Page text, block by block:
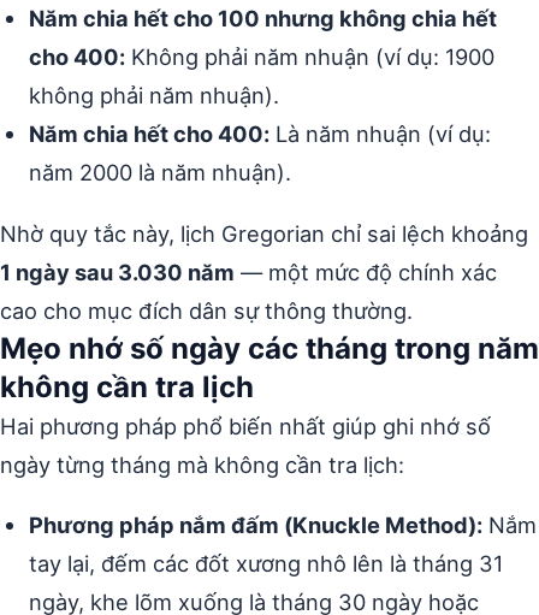
Năm chia hết cho 100 nhưng không chia hết
cho 400: Không phải năm nhuận (ví dụ: 1900
không phải năm nhuận).
Năm chia hết cho 400: Là năm nhuận (ví dụ:
năm 2000 là năm nhuận).
Nhờ quy tắc này, lịch Gregorian chỉ sai lệch khoảng
1 ngày sau 3.030 năm — một mức độ chính xác
cao cho mục đích dân sự thông thường.
Mẹo nhớ số ngày các tháng trong năm
không cần tra lịch
Hai phương pháp phổ biến nhất giúp ghi nhớ số
ngày từng tháng mà không cần tra lịch:
Phương pháp nắm đấm (Knuckle Method): Nắm
tay lại, đếm các đốt xương nhô lên là tháng 31
ngày, khe lõm xuống là tháng 30 ngày hoặc